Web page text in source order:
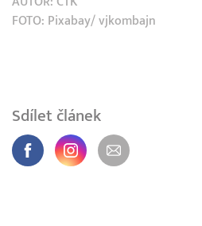
FOTO: Pixabay/ vjkombajn
Sdílet článek